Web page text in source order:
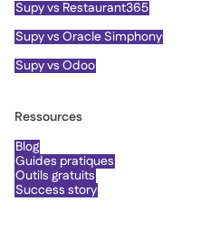
Supy vs Restaurant365
Supy vs Oracle Simphony
Supy vs Odoo
Ressources
Blog
Guides pratiques
Outils gratuits
Success story